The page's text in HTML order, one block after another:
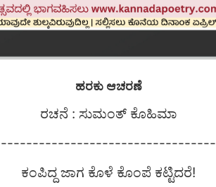
ಹರಕು ಆಚರಣೆ
ರಚನೆ : ಸುಮಂತ್ ಕೊಹಿಮಾ
----------------------------------
ಕಂಪಿದ್ದ ಜಾಗ ಕೊಳೆ ಕೊಂಪೆ ಕಟ್ಟಿದರೆ!